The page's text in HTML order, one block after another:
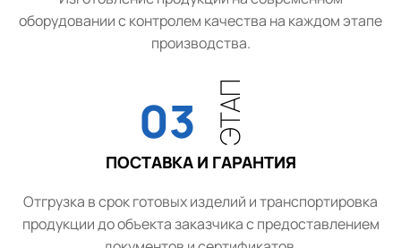
оборудовании с контролем качества на каждом этапе
производства.
03 ЭТАП
ПОСТАВКА И ГАРАНТИЯ
Отгрузка в срок готовых изделий и транспортировка
продукции до объекта заказчика с предоставлением